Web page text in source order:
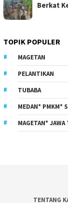
Berkat
TOPIK POPULER
MAGETAN
PELANTIKAN
TUBABA
MEDAN* PMKM*
MAGETAN*
TENTANG